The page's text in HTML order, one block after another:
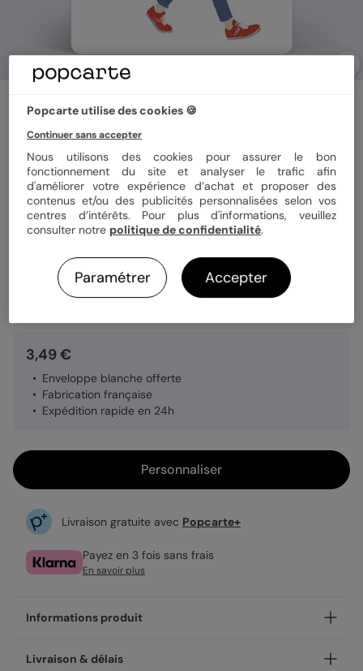
Super-Héros
Format 12x17 cm
Papier Papier Satiné
Quantité 1 carte
3,49 €
Enveloppe blanche offerte
Fabrication française
Expédition rapide en 24h
Personnaliser
Livraison gratuite avec Popcarte+
Payez en 3 fois sans frais
En savoir plus
Informations produit
Un mot réconfortant, un message de soutien, ou une
Livraison & délais
Popcarte utilise des cookies 🍪
Continuer sans accepter
Nous utilisons des cookies pour assurer le bon
fonctionnement du site et analyser le trafic afin
d'améliorer votre expérience d’achat et proposer des
contenus et/ou des publicités personnalisées selon vos
centres d’intérêts. Pour plus d'informations, veuillez
consulter notre politique de confidentialité.
Paramétrer Accepter